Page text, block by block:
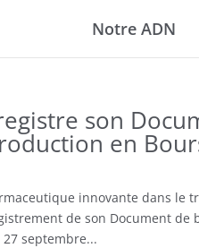
Notre ADN
son
en
innovante dans le
de son Document de
septembre...